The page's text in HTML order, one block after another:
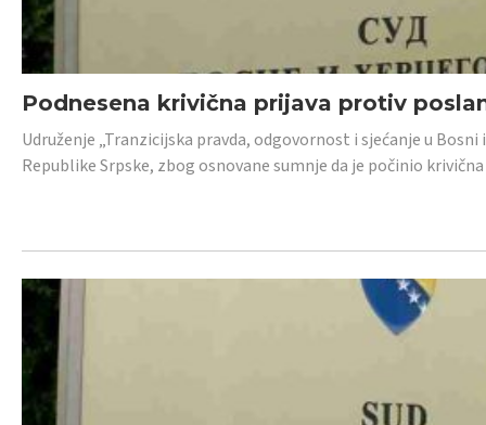
Podnesena krivična prijava protiv
Udruženje „Tranzicijska pravda, odgovornost i sjećanje u
Republike Srpske, zbog osnovane sumnje da je počinio